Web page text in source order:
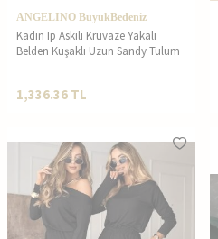
ANGELINO BuyukBedeniz
Kadın Ip Askılı Kruvaze Yakalı
Belden Kuşaklı Uzun Sandy Tulum
1,336.36 TL